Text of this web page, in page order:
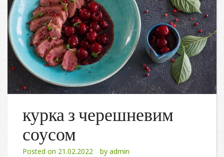
курка з черешневим
соусом
Posted on 21.02.2022 by admin